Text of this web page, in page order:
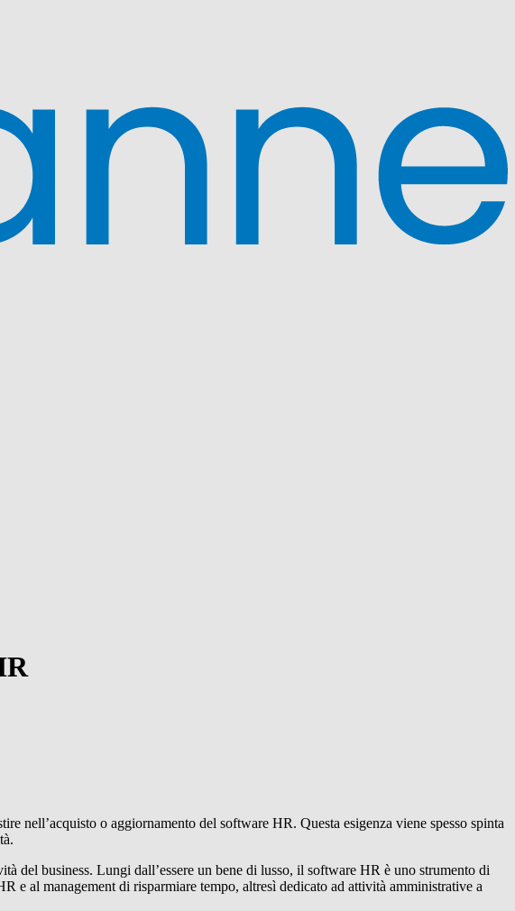
nell’acquisto o aggiornamento del software HR. Questa esigenza viene spesso spinta
del business. Lungi dall’essere un bene di lusso, il software HR è uno strumento di
e al management di risparmiare tempo, altresì dedicato ad attività amministrative a